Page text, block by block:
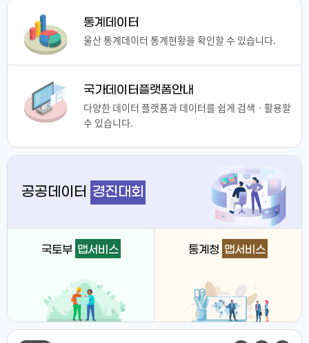
통계데이터
울산 통계데이터 통계현황을 확인할 수 있습니다.
국가데이터플랫폼안내
다양한 데이터 플랫폼과 데이터를 쉽게 검색ㆍ활용할
수 있습니다.
공공데이터 경진대회
국토부 맵서비스 통계청 맵서비스